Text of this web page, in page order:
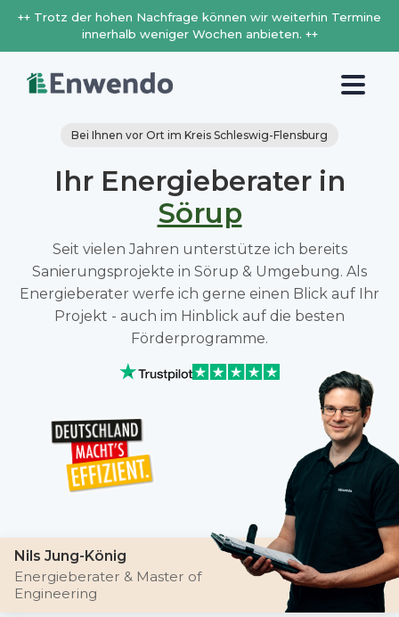
++ Trotz der hohen Nachfrage können wir weiterhin Termine
innerhalb weniger Wochen anbieten. ++
Bei Ihnen vor Ort im Kreis Schleswig-Flensburg
Ihr Energieberater in
Sörup
Seit vielen Jahren unterstütze ich bereits
Sanierungsprojekte in Sörup & Umgebung. Als
Energieberater werfe ich gerne einen Blick auf Ihr
Projekt - auch im Hinblick auf die besten
Förderprogramme.
Nils Jung-König
Energieberater & Master of
Engineering